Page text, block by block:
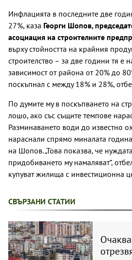
Инфлацията в последните две
27%, каза Георги Шопов,
асоциация на строителните
върху стойността на крайния
строителство – за две години тя е
зависимост от района от 20% до
поскъпнал с между 18% и 28%,
По думите му в поскъпването на
лошо, ако със същите темпове
Разминаването води до известно
нараснали спрямо миналата
на Шопов. „Това показва, че
придобиването му намаляват“,
купуват жилища с инвестиционна
СВЪРЗАНИ СТАТИИ